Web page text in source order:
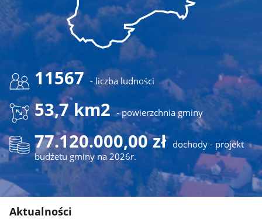
11567 - liczba ludności
53,7 km2 - powierzchnia gminy
77.120.000,00 zł dochody - projekt
budżetu gminy na 2026r.
Aktualności